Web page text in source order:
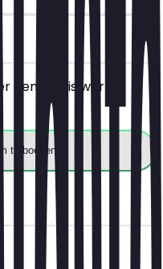
een gratis warme
te boeken